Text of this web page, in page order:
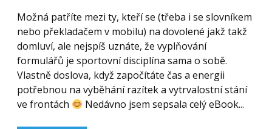
Možná patříte mezi ty, kteří se (třeba i se slovníkem
nebo překladačem v mobilu) na dovolené jakž takž
domluví, ale nejspíš uznáte, že vyplňování
formulářů je sportovní disciplína sama o sobě.
Vlastně doslova, když započítáte čas a energii
potřebnou na vyběhání razítek a vytrvalostní stání
ve frontách
Nedávno jsem sepsala celý eBook...